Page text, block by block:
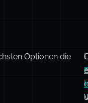
Optionen die